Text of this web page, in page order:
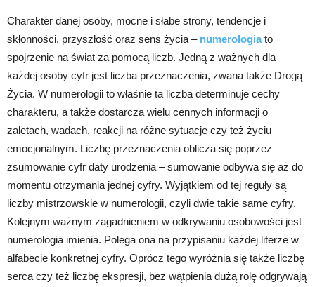
Charakter danej osoby, mocne i słabe strony, tendencje i
skłonności, przyszłość oraz sens życia – numerologiato
spojrzenie na świat za pomocą liczb. Jedną z ważnych dla
każdej osoby cyfr jest liczba przeznaczenia, zwana także Drogą
Życia. W numerologii to właśnie ta liczba determinuje cechy
charakteru, a także dostarcza wielu cennych informacji o
zaletach, wadach, reakcji na różne sytuacje czy też życiu
emocjonalnym. Liczbę przeznaczenia oblicza się poprzez
zsumowanie cyfr daty urodzenia – sumowanie odbywa się aż do
momentu otrzymania jednej cyfry. Wyjątkiem od tej reguły są
liczby mistrzowskie w numerologii, czyli dwie takie same cyfry.
Kolejnym ważnym zagadnieniem w odkrywaniu osobowości jest
numerologia imienia. Polega ona na przypisaniu każdej literze w
alfabecie konkretnej cyfry. Oprócz tego wyróżnia się także liczbę
serca czy też liczbę ekspresji, bez wątpienia dużą rolę odgrywają